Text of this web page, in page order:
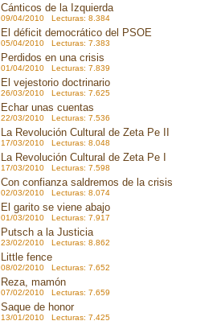
Cánticos de la Izquierda
09/04/2010 Lecturas: 8.384
El déficit democrático del PSOE
05/04/2010 Lecturas: 7.383
Perdidos en una crisis
01/04/2010 Lecturas: 7.839
El vejestorio doctrinario
26/03/2010 Lecturas: 7.625
Echar unas cuentas
22/03/2010 Lecturas: 7.536
La Revolución Cultural de Zeta Pe II
17/03/2010 Lecturas: 8.048
La Revolución Cultural de Zeta Pe I
17/03/2010 Lecturas: 7.598
Con confianza saldremos de la crisis
02/03/2010 Lecturas: 8.074
El garito se viene abajo
01/03/2010 Lecturas: 7.917
Putsch a la Justicia
23/02/2010 Lecturas: 8.862
Little fence
08/02/2010 Lecturas: 7.652
Reza, mamón
07/02/2010 Lecturas: 7.659
Saque de honor
13/01/2010 Lecturas: 7.425